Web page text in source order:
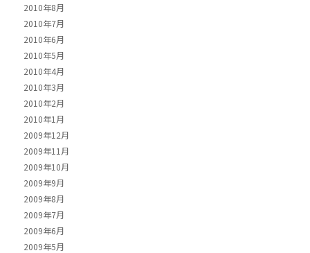
2010年8月
2010年7月
2010年6月
2010年5月
2010年4月
2010年3月
2010年2月
2010年1月
2009年12月
2009年11月
2009年10月
2009年9月
2009年8月
2009年7月
2009年6月
2009年5月